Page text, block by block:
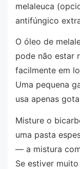
melaleuca
antifúngico
O óleo de
pode não estar
facilmente em
Uma pequena
usa apenas
Misture o
uma pasta
— a mistura
Se estiver